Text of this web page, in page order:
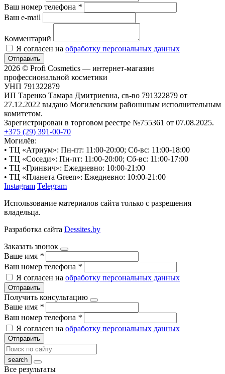
Ваш номер телефона *
Ваш e-mail
Комментарий
Я согласен на обработку персональных данных
Отправить
2026 © Profi Cosmetics — интернет-магазин
профессиональной косметики
УНП 791322879
ИП Таренко Тамара Дмитриевна, св-во 791322879 от
27.12.2022 выдано Могилевским районнным исполнительным
комитетом.
Зарегистрирован в торговом реестре №755361 от 07.08.2025.
+375 (29) 391-00-70
Могилёв:
• ТЦ «Атриум»: Пн-пт: 11:00-20:00; Сб-вс: 11:00-18:00
• ТЦ «Соседи»: Пн-пт: 11:00-20:00; Сб-вс: 11:00-17:00
• ТЦ «Гринвич»: Ежедневно: 10:00-21:00
• ТЦ «Планета Green»: Ежедневно: 10:00-21:00
Instagram Telegram
Использование материалов сайта только с разрешения
владельца.
Разработка сайта Dessites.by
Заказать звонок
Ваше имя *
Ваш номер телефона *
Я согласен на обработку персональных данных
Отправить
Получить консультацию
Ваше имя *
Ваш номер телефона *
Я согласен на обработку персональных данных
Отправить
Все результаты